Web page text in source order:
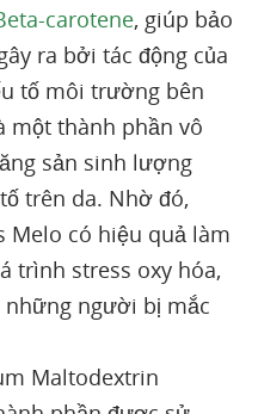
carotene, giúp bảo
ra bởi tác động của
tố môi trường bên
một thành phần vô
sản sinh lượng
trên da. Nhờ đó,
Melo có hiệu quả làm
trình stress oxy hóa,
người bị mắc
Maltodextrin